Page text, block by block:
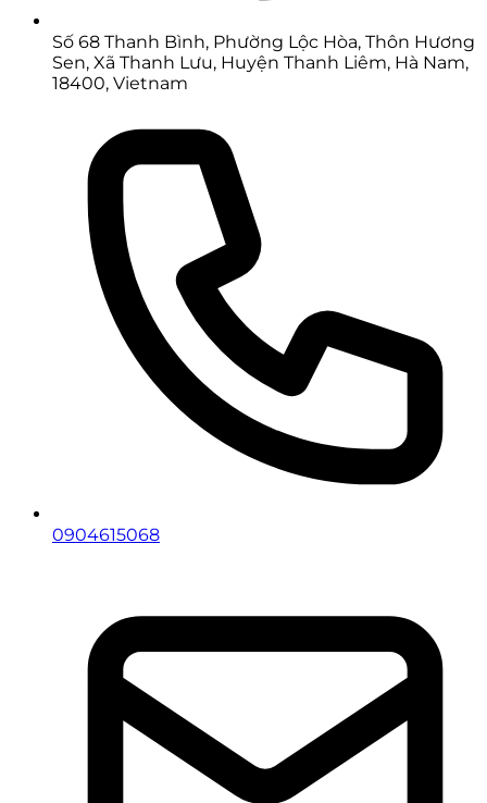
Số 68 Thanh Bình, Phường Lộc Hòa, Thôn Hương
Sen, Xã Thanh Lưu, Huyện Thanh Liêm, Hà Nam,
18400, Vietnam
0904615068